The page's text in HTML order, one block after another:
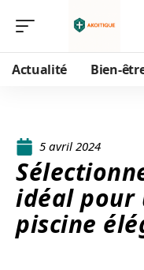
Actualité Bien-
5 avril 2024
idéal pour
piscine